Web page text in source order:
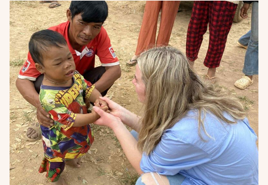
Read
article
"Kambodsja
–
helseteam"